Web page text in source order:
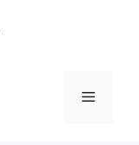
Menú